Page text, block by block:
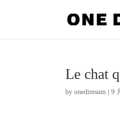
Le chat
byonedimsum |9